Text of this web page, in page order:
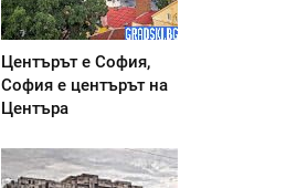
Центърът е София,
София е центърът на
Центъра